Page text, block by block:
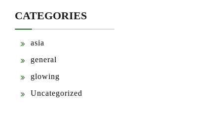
CATEGORIES
asia
general
glowing
Uncategorized